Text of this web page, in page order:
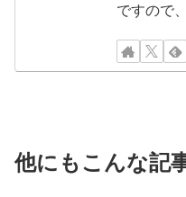
ですので
他にもこんな記